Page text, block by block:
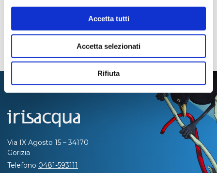
Accetta tutti
Accetta selezionati
Rifiuta
Via IX Agosto 15 – 34170
Gorizia
Telefono 0481-593111